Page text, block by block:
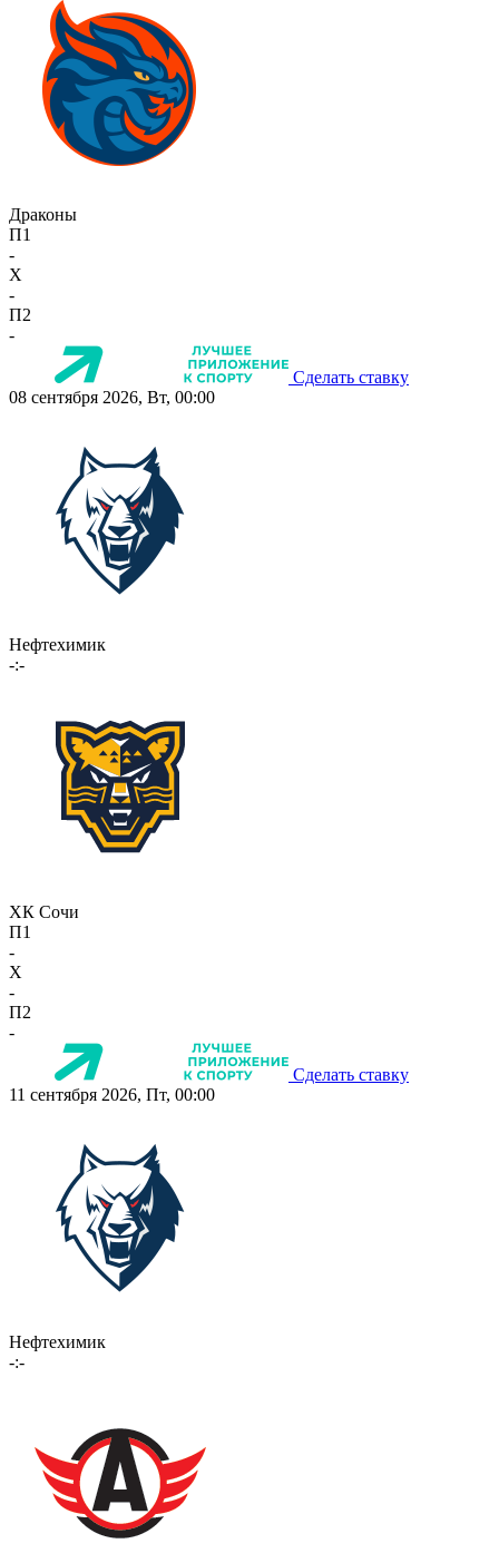
Драконы
П1
-
X
-
П2
-
Сделать ставку
08 сентября 2026, Вт, 00:00
Нефтехимик
-:-
ХК Сочи
П1
-
X
-
П2
-
Сделать ставку
11 сентября 2026, Пт, 00:00
Нефтехимик
-:-